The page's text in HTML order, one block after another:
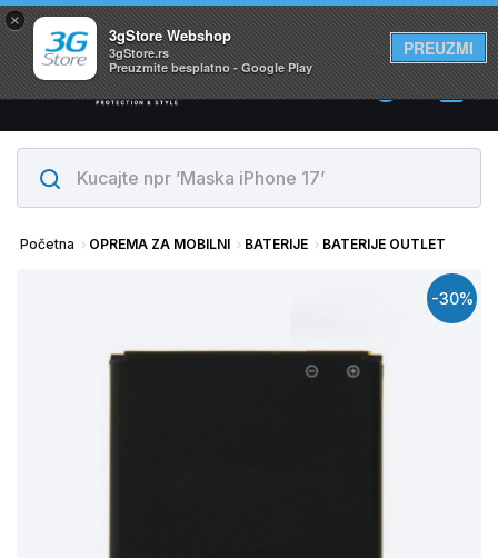
×
3gStore Webshop
3gStore.rs
Preuzmite besplatno - Google Play
PREUZMI
Svi proizvodi su na lageru. Slanje istog dana!
0
Početna OPREMA ZA MOBILNI BATERIJE BATERIJE OUTLET
-30%